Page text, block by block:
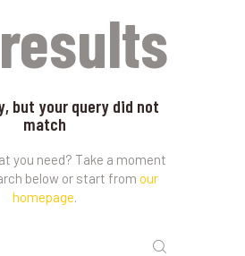
but your query did not
match
you need? Take a moment
below or start from our
homepage.